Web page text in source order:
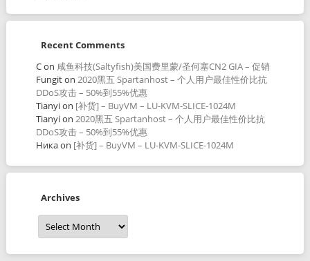
Recent Comments
Con 咸鱼科技(Saltyfish)美国费里蒙/圣何塞CN2 GIA – 促销
Fungiton 2020黑五 Spartanhost – 个人用户最佳性价比抗
DDoS攻击 – 50%到55%优惠
Tianyion [补货] – BuyVM – LU-KVM-SLICE-1024M
Tianyion 2020黑五 Spartanhost – 个人用户最佳性价比抗
DDoS攻击 – 50%到55%优惠
Никаon [补货] – BuyVM – LU-KVM-SLICE-1024M
Archives
Archives